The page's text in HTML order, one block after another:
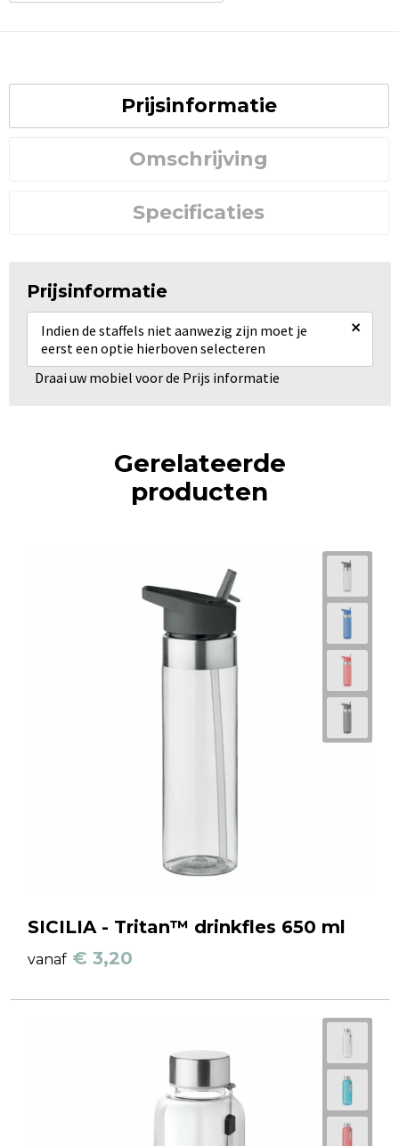
Prijsinformatie
Omschrijving
Specificaties
Prijsinformatie
Indien de staffels niet aanwezig zijn moet je
eerst een optie hierboven selecteren
×
Draai uw mobiel voor de Prijs informatie
Gerelateerde
producten
SICILIA - Tritan™ drinkfles 650 ml
vanaf € 3,20